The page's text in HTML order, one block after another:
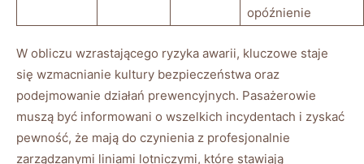
opóźnienie
W ⁤obliczu wzrastającego ryzyka⁣ awarii, kluczowe​ staje
się wzmacnianie⁢ kultury bezpieczeństwa oraz
‌podejmowanie działań prewencyjnych. ⁤Pasażerowie
muszą być informowani ​o wszelkich incydentach i zyskać
pewność,​ że⁣ mają ⁤do czynienia z profesjonalnie
zarządzanymi liniami⁣ lotniczymi, które stawiają